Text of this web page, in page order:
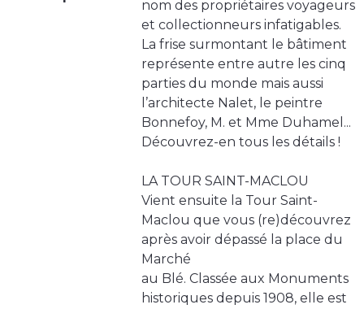
nom des propriétaires voyageurs
et collectionneurs infatigables.
La frise surmontant le bâtiment
représente entre autre les cinq
parties du monde mais aussi
l’architecte Nalet, le peintre
Bonnefoy, M. et Mme Duhamel...
Découvrez-en tous les détails !
LA TOUR SAINT-MACLOU
Vient ensuite la Tour Saint-
Maclou que vous (re)découvrez
après avoir dépassé la place du
Marché
au Blé. Classée aux Monuments
historiques depuis 1908, elle est